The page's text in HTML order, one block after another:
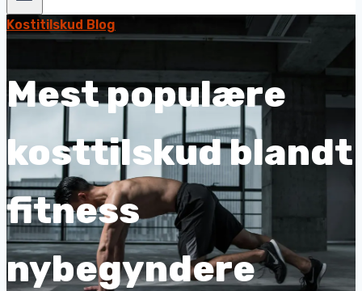
Kostitilskud Blog
Mest populære
kosttilskud blandt
fitness
nybegyndere